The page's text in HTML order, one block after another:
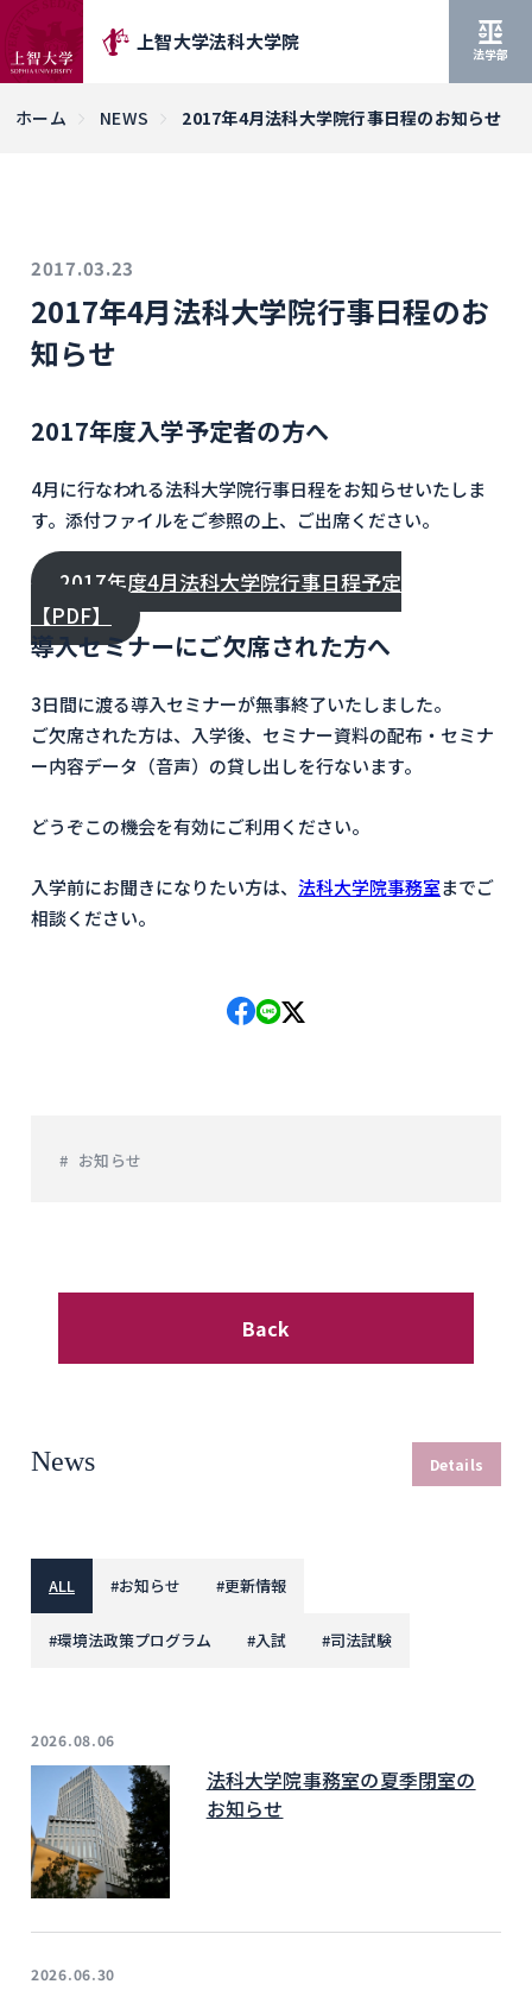
上智大学法科大学院 法学部
ホーム NEWS 2017年4月法科大学院行事日程のお知らせ
2017.03.23
2017年4月法科大学院行事日程のお
知らせ
2017年度入学予定者の方へ
4月に行なわれる法科大学院行事日程をお知らせいたしま
す。添付ファイルをご参照の上、ご出席ください。
2017年度4月法科大学院行事日程予定
【PDF】
導入セミナーにご欠席された方へ
3日間に渡る導入セミナーが無事終了いたしました。
ご欠席された方は、入学後、セミナー資料の配布・セミナ
ー内容データ（音声）の貸し出しを行ないます。
どうぞこの機会を有効にご利用ください。
入学前にお聞きになりたい方は、 法科大学院事務室までご
相談ください。
お知らせ
Back
News Details
ALL #お知らせ #更新情報
#環境法政策プログラム #入試 #司法試験
2026.08.06
法科大学院事務室の夏季閉室の
お知らせ
2026.06.30